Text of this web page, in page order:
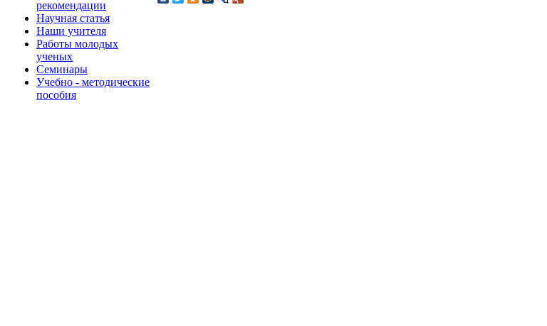
рекомендации
Научная статья
Наши учителя
Работы молодых
ученых
Семинары
Учебно - методические
пособия